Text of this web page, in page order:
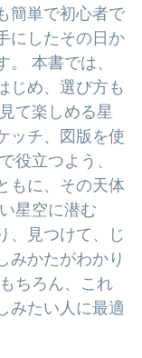
簡単で初心者で
にしたその日か
本書では、
じめ、選び方も
て楽しめる星
ッチ、図版を使
役立つよう、
もに、その天体
星空に潜む
、見つけて、じ
みかたがわかり
ちろん、これ
みたい人に最適